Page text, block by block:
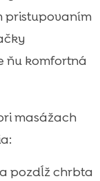
pristupovaním
ňu komfortná
masážach
pozdĺž chrbta